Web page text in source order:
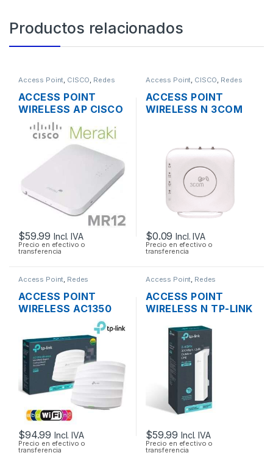
Productos relacionados
Access Point, CISCO, Redes
ACCESS POINT
WIRELESS AP CISCO
MERAKI MR12 CLOUD
MANAGED AP
2.4GHZ SOPORTE
POE OUTDOOR
$59.99 Incl. IVA
Precio en efectivo o
transferencia
Access Point, CISCO, Redes
ACCESS POINT
WIRELESS N 3COM
$0.09 Incl. IVA
Precio en efectivo o
transferencia
Access Point Redes
ACCESS POINT
WIRELESS AC1350
TP-LINK EAP225
DUAL BAND
1350MBPS GIGABIT
SOPORTA POE
MONTAJE EN
TECHO
$94.99 Incl. IVA
Precio en efectivo o
transferencia
Access Point Redes
ACCESS POINT
WIRELESS N TP-LINK
12DBI 1000MW
300MBPS + POE
OUTDOOR
$59.99 Incl. IVA
Precio en efectivo o
transferencia